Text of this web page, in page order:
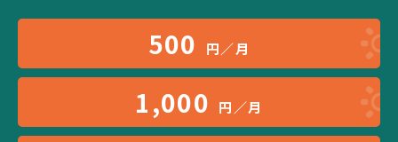
500 円／月
1,000 円／月